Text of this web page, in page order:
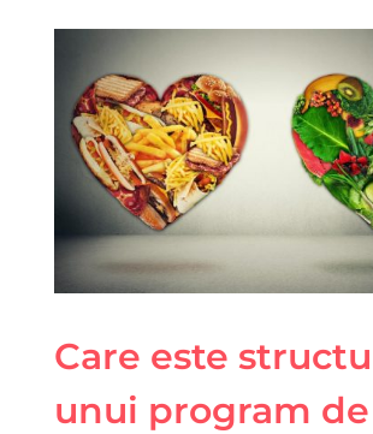
Care este
unui program de